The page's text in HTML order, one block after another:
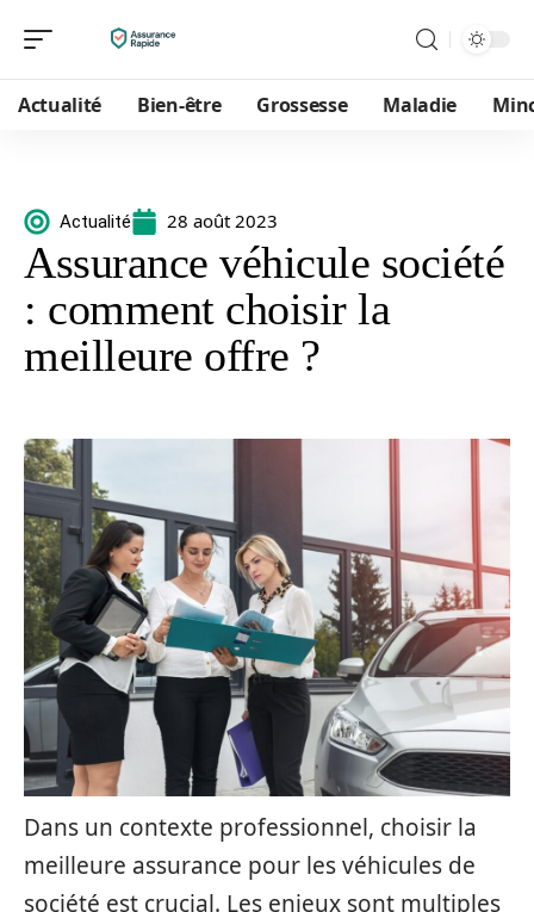
Actualité Bien-être Grossesse Maladie
Actualité 28 août 2023
Assurance véhicule société
: comment choisir la
meilleure offre ?
Dans un contexte professionnel, choisir la
meilleure assurance pour les véhicules de
société est crucial. Les enjeux sont multiples